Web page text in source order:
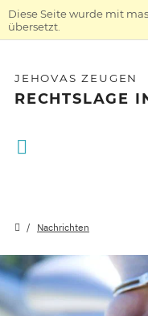
Diese Seite wurde mit
übersetzt.
JEHOVAS ZEUGEN
RECHTSLAGE
Nachrichten